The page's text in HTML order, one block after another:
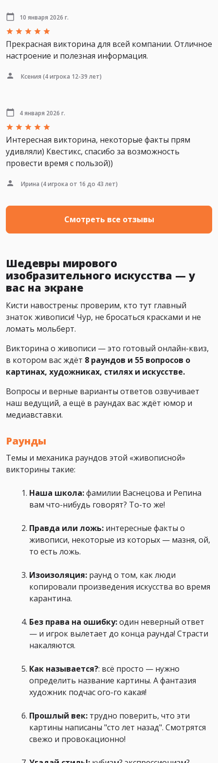
10 января 2026 г.
Прекрасная викторина для всей компании. Отличное
настроение и полезная информация.
Ксения (4 игрока 12-39 лет)
4 января 2026 г.
Интересная викторина, некоторые факты прям
удивляли) Квестикс, спасибо за возможность
провести время с пользой))
Ирина (4 игрока от 16 до 43 лет)
Смотреть все отзывы
Шедевры мирового
изобразительного искусства — у
вас на экране
Кисти навострены: проверим, кто тут главный
знаток живописи! Чур, не бросаться красками и не
ломать мольберт.
Викторина о живописи — это готовый онлайн-квиз,
в котором вас ждёт 8 раундов и 55 вопросов о
картинах, художниках, стилях и искусстве.
Вопросы и верные варианты ответов озвучивает
наш ведущий, а ещё в раундах вас ждёт юмор и
медиавставки.
Раунды
Темы и механика раундов этой «живописной»
викторины такие:
Наша школа:фамилии Васнецова и Репина
вам что-нибудь говорят? То-то же!
Правда или ложь: интересные факты о
живописи, некоторые из которых — мазня, ой,
то есть ложь.
Изоизоляция: раунд о том, как люди
копировали произведения искусства во время
карантина.
Без права на ошибку:один неверный ответ
— и игрок вылетает до конца раунда! Страсти
накаляются.
Как называется?: всё просто — нужно
определить название картины. А фантазия
художник подчас ого-го какая!
Прошлый век: трудно поверить, что эти
картины написаны "сто лет назад". Смотрятся
свежо и провокационно!